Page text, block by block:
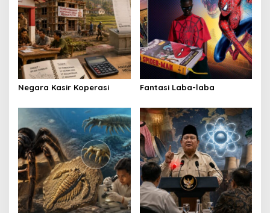
g
a
t
i
o
n
Negara Kasir Koperasi Fantasi Laba-laba